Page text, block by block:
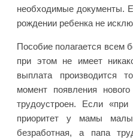
необходимые документы.
рождении ребенка не
Пособие полагается всем
при этом не имеет
выплата производится
момент появления
трудоустроен. Если
приоритет у мамы
безработная, а папа